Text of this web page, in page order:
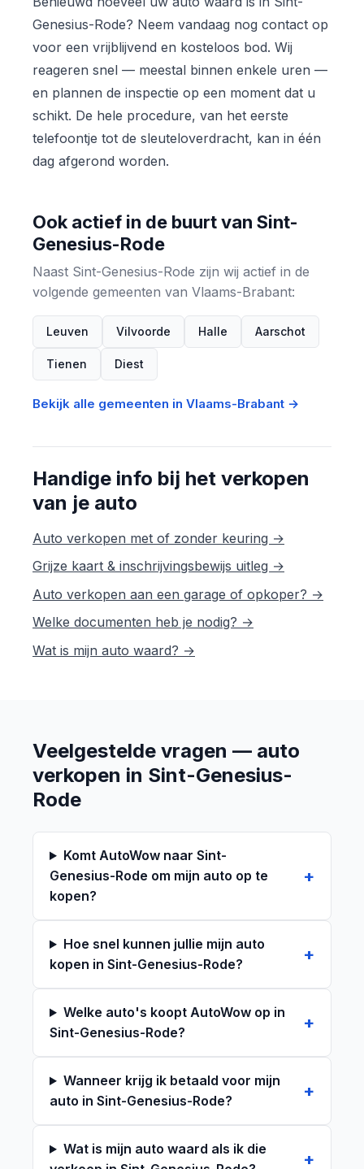
Genesius-Rode? Neem vandaag nog contact op
voor een vrijblijvend en kosteloos bod. Wij
reageren snel — meestal binnen enkele uren —
en plannen de inspectie op een moment dat u
schikt. De hele procedure, van het eerste
telefoontje tot de sleuteloverdracht, kan in één
dag afgerond worden.
Ook actief in de buurt van Sint-
Genesius-Rode
Naast Sint-Genesius-Rode zijn wij actief in de
volgende gemeenten van Vlaams-Brabant:
Leuven Vilvoorde Halle Aarschot
Tienen Diest
Bekijk alle gemeenten in Vlaams-Brabant →
Handige info bij het verkopen
van je auto
Auto verkopen met of zonder keuring →
Grijze kaart & inschrijvingsbewijs uitleg →
Auto verkopen aan een garage of opkoper? →
Welke documenten heb je nodig? →
Wat is mijn auto waard? →
Veelgestelde vragen — auto
verkopen in Sint-Genesius-
Rode
Komt AutoWow naar Sint-
Genesius-Rode om mijn auto op te
kopen?
Hoe snel kunnen jullie mijn auto
kopen in Sint-Genesius-Rode?
Welke auto's koopt AutoWow op in
Sint-Genesius-Rode?
Wanneer krijg ik betaald voor mijn
auto in Sint-Genesius-Rode?
Wat is mijn auto waard als ik die